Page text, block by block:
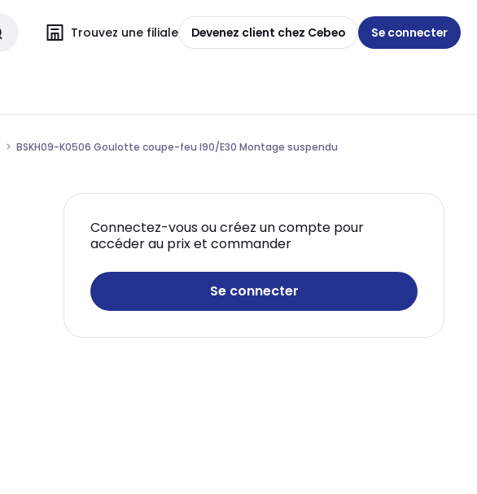
Trouvez une filiale Devenez client chez Cebeo Se connecter
BSKH09-K0506 Goulotte coupe-feu I90/E30 Montage suspendu
Connectez-vous ou créez un compte pour
accéder au prix et commander
Se connecter